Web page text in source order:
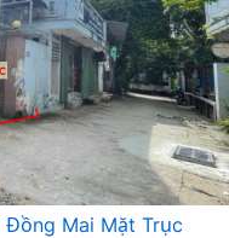
Đồng Mai Mặt Trục